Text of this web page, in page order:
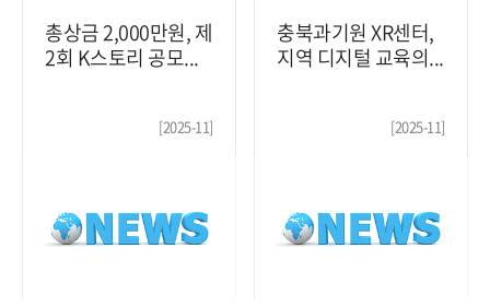
총상금 2,000만원, 제
2회 K스토리 공모...
[2025-11]
충북과기원 XR센터,
지역 디지털 교육의...
[2025-11]